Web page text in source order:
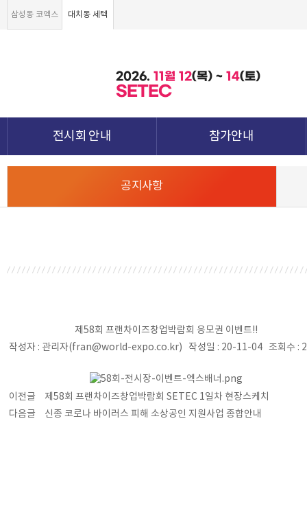
삼성동 코엑스 대치동 세텍
2026. 11월 12(목) ~ 14(토)
SETEC
전시회 안내 참가안내
공지사항
제58회 프랜차이즈창업박람회 응모권 이벤트!!
작성자 : 관리자(fran@world-expo.co.kr) 작성일 : 20-11-04 조회수 :
이전글
제58회 프랜차이즈창업박람회 SETEC 1일차 현장스케치
다음글
신종 코로나 바이러스 피해 소상공인 지원사업 종합안내